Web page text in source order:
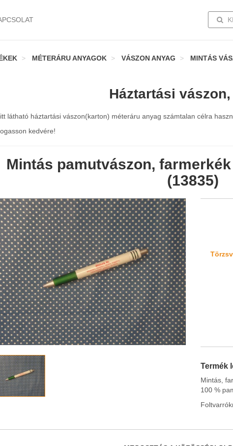
MÉTERÁRU ANYAGOK VÁSZON ANYAG MINTÁS
Háztartási
látható háztartási vászon(karton) méteráru anyag számtalan célra
kedvére!
Mintás pamutvászon,
(13835)
Termék
Mintás,
100 %